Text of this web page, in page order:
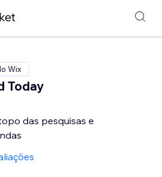
Wix
Today
das pesquisas e